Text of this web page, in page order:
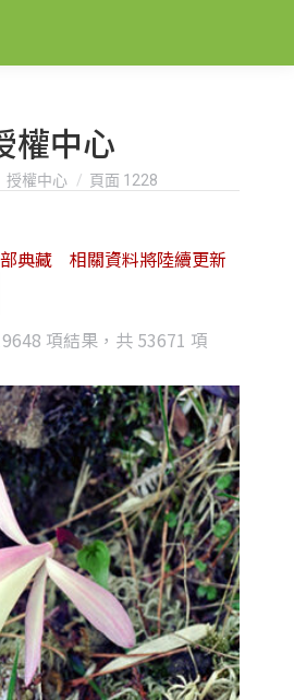
權中心
here:
授權中心 頁面 1228
項結果，共 53671 項
latest
典藏 相關資料將陸續更新